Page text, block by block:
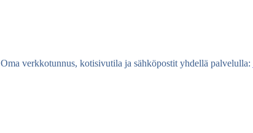
Oma verkkotunnus, kotisivutila ja sähköpostit yhdellä palvelulla: